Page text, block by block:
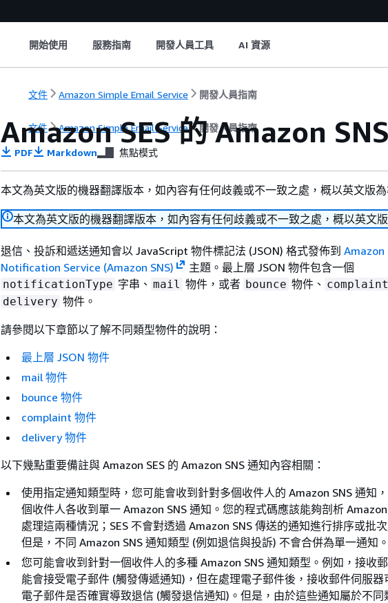
開始使用 服務指南 開發人員工具 AI 資源
文件 Amazon Simple Email Service 開發人員指南
文件 Amazon Simple Email Service 開發人員指南
Amazon SES 的 Amazon
PDF Markdown 焦點模式
本文為英文版的機器翻譯版本，如內容有任何歧義或不一致之處，概以英文版為
本文為英文版的機器翻譯版本，如內容有任何歧義或不一致之處，概以英文版
退信、投訴和遞送通知會以 JavaScript 物件標記法 (JSON) 格式發佈到 Amazon
Notification Service (Amazon SNS)
主題。最上層 JSON 物件包含一個
notificationType 字串、 mail 物件，或者 bounce 物件、 complaint
delivery 物件。
請參閱以下章節以了解不同類型物件的說明：
最上層 JSON 物件
mail 物件
bounce 物件
complaint 物件
delivery 物件
以下幾點重要備註與 Amazon SES 的 Amazon SNS 通知內容相關：
使用指定通知類型時，您可能會收到針對多個收件人的 Amazon SNS 通知
個收件人各收到單一 Amazon SNS 通知。您的程式碼應該能夠剖析 Amazon
處理這兩種情況；SES 不會對透過 Amazon SNS 傳送的通知進行排序或批
但是，不同 Amazon SNS 通知類型 (例如退信與投訴) 不會合併為單一通知。
您可能會收到針對一個收件人的多種 Amazon SNS 通知類型。例如，接收
能會接受電子郵件 (觸發傳遞通知)，但在處理電子郵件後，接收郵件伺服器
電子郵件是否確實導致退信 (觸發退信通知)。但是，由於這些通知屬於不同